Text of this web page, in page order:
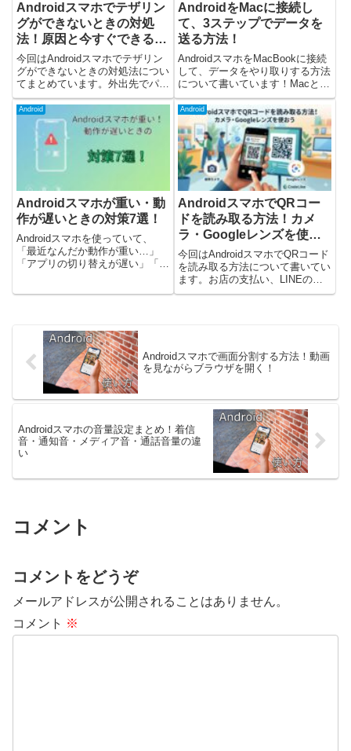
Androidスマホでテザリン
グができないときの対処
法！原因と今すぐできる解
決方法
今回はAndroidスマホでテザリン
グができないときの対処法につい
てまとめています。外出先でパソ
コンやタブレットをネット接続し
たいとき、便利なのがテザリング
です。ただ、実際に使おうとした
ときに、下記のようなトラブルが
起こることがあります。テ...
AndroidをMacに接続し
て、3ステップでデータを
送る方法！
AndroidスマホをMacBookに接続
して、データをやり取りする方法
について書いています！Macと接
続して、データを送信したり、受
信したりするには「Android File
Transfer」というアプリを使いま
す。この記事では、Gal...
Android
Androidスマホが重い・動
作が遅いときの対策7選！
Androidスマホを使っていて、
「最近なんだか動作が重い…」
「アプリの切り替えが遅い」「フ
Android
AndroidスマホでQRコー
ドを読み取る方法！カメ
ラ・Googleレンズを使お
う
今回はAndroidスマホでQRコード
を読み取る方法について書いてい
ます。お店の支払い、LINEの友
だち追加、Wi-Fi接続などでQRコ
Androidスマホで画面分割する方法！動画
を見ながらブラウザを開く！
Androidスマホの音量設定まとめ！着信
音・通知音・メディア音・通話音量の違
い
コメント
コメントをどうぞ
メールアドレスが公開されることはありません。
コメント ※